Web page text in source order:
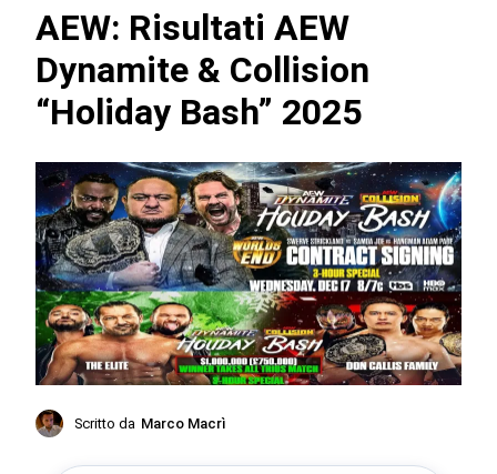
AEW: Risultati AEW
Dynamite & Collision
“Holiday Bash” 2025
Scritto da Marco Macrì